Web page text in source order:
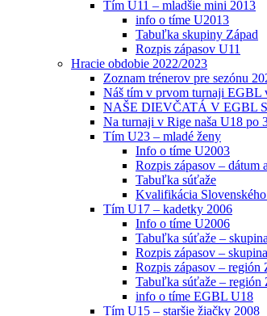
Tím U11 – mladšie mini 2013
info o tíme U2013
Tabuľka skupiny Západ
Rozpis zápasov U11
Hracie obdobie 2022/2023
Zoznam trénerov pre sezónu
Náš tím v prvom turnaji EGBL
NAŠE DIEVČATÁ V EGBL
Na turnaji v Rige naša U18 po
Tím U23 – mladé ženy
Info o tíme U2003
Rozpis zápasov – dátum
Tabuľka súťaže
Kvalifikácia Slovenského
Tím U17 – kadetky 2006
Info o tíme U2006
Tabuľka súťaže –
Rozpis zápasov –
Rozpis zápasov – región
Tabuľka súťaže – región
info o tíme EGBL U18
Tím U15 – staršie žiačky 2008